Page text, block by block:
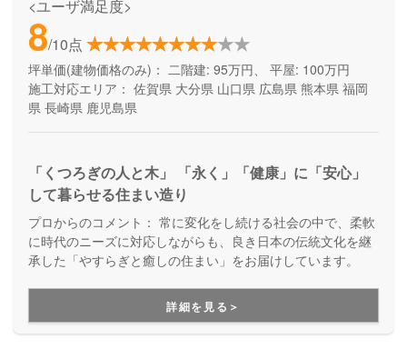
<ユーザ満足度>
8/10点
坪単価(建物価格のみ)： 二階建: 95万円、 平屋: 100万円
施工対応エリア： 佐賀県 大分県 山口県 広島県 熊本県 福岡
県 長崎県 鹿児島県
「くつろぎの人と木」 「永く」「健康」に「安心」
して暮らせる住まい造り
プロからのコメント： 常に変化をし続ける社会の中で、柔軟
に時代のニーズに対応しながらも、良き日本の伝統文化を継
承した「やすらぎと癒しの住まい」をお届けしています。
詳細を見る＞